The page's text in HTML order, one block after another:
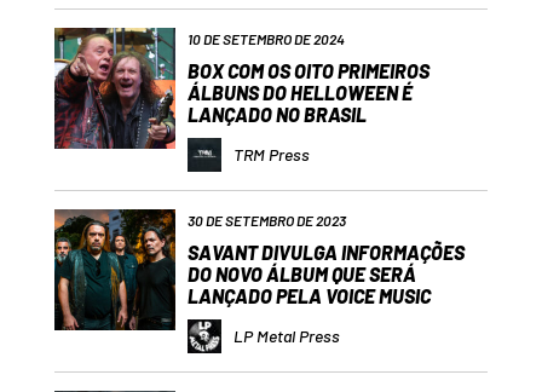
10 DE SETEMBRO DE 2024
BOX COM OS OITO PRIMEIROS
ÁLBUNS DO HELLOWEEN É
LANÇADO NO BRASIL
TRM Press
30 DE SETEMBRO DE 2023
SAVANT DIVULGA INFORMAÇÕES
DO NOVO ÁLBUM QUE SERÁ
LANÇADO PELA VOICE MUSIC
LP Metal Press